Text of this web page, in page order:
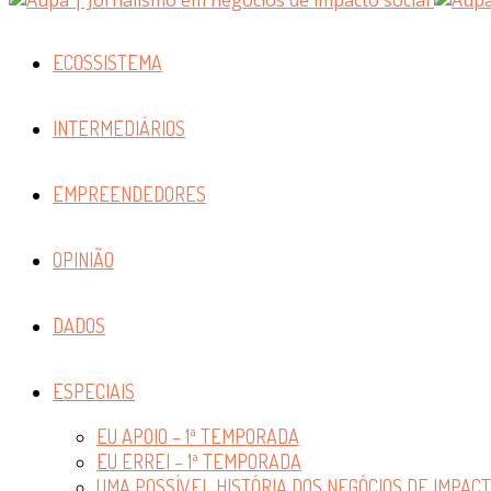
ECOSSISTEMA
INTERMEDIÁRIOS
EMPREENDEDORES
OPINIÃO
DADOS
ESPECIAIS
EU APOIO – 1ª TEMPORADA
EU ERREI – 1ª TEMPORADA